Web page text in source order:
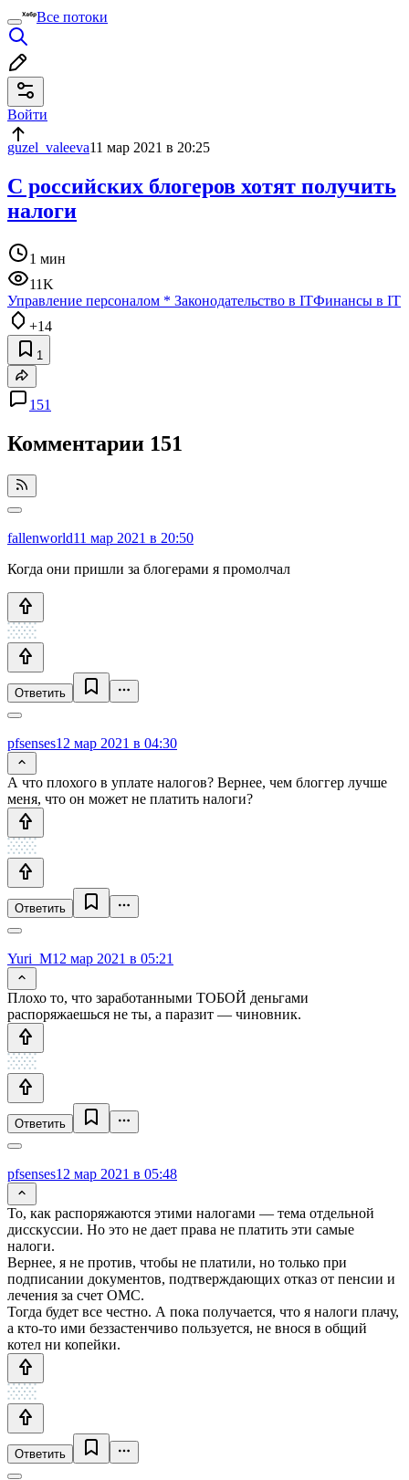
Все потоки
Войти
guzel_valeeva11 мар 2021 в 20:25
С российских блогеров хотят получить
налоги
1 мин
11K
Управление персоналом * Законодательство в ITФинансы в IT
+14
1
151
Комментарии 151
fallenworld11 мар 2021 в 20:50
Когда они пришли за блогерами я промолчал
Ответить
pfsenses12 мар 2021 в 04:30
А что плохого в уплате налогов? Вернее, чем блоггер лучше
меня, что он может не платить налоги?
Ответить
Yuri_M12 мар 2021 в 05:21
Плохо то, что заработанными ТОБОЙ деньгами
распоряжаешься не ты, а паразит — чиновник.
Ответить
pfsenses12 мар 2021 в 05:48
То, как распоряжаются этими налогами — тема отдельной
дисскуссии. Но это не дает права не платить эти самые
налоги.
Вернее, я не против, чтобы не платили, но только при
подписании документов, подтверждающих отказ от пенсии и
лечения за счет ОМС.
Тогда будет все честно. А пока получается, что я налоги плачу,
а кто-то ими беззастенчиво пользуется, не внося в общий
котел ни копейки.
Ответить